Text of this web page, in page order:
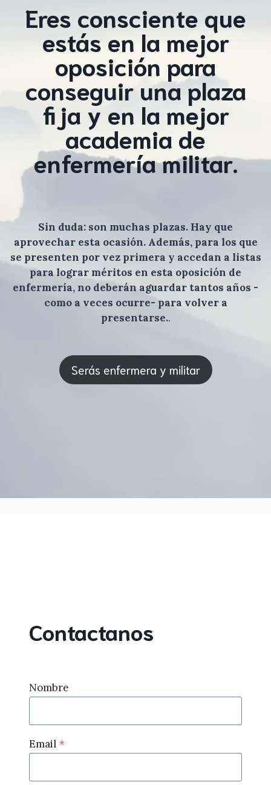
Eres consciente que
estás en la mejor
oposición para
conseguir una plaza
fija y en la mejor
academia de
enfermería militar.
Sin duda: son muchas plazas. Hay que
aprovechar esta ocasión. Además, para los que
se presenten por vez primera y accedan a listas
para lograr méritos en esta oposición de
enfermería, no deberán aguardar tantos años -
como a veces ocurre- para volver a
presentarse..
Serás enfermera y militar
Contactanos
Nombre
Email *